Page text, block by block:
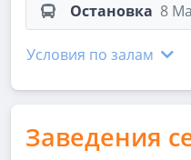
Остановка 8
Условия по залам
Заведения